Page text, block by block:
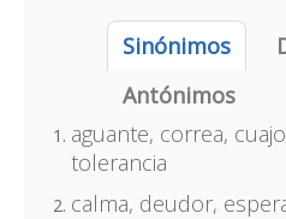
Sinónimos
Antónimos
aguante, correa,
tolerancia
calma, deudor,